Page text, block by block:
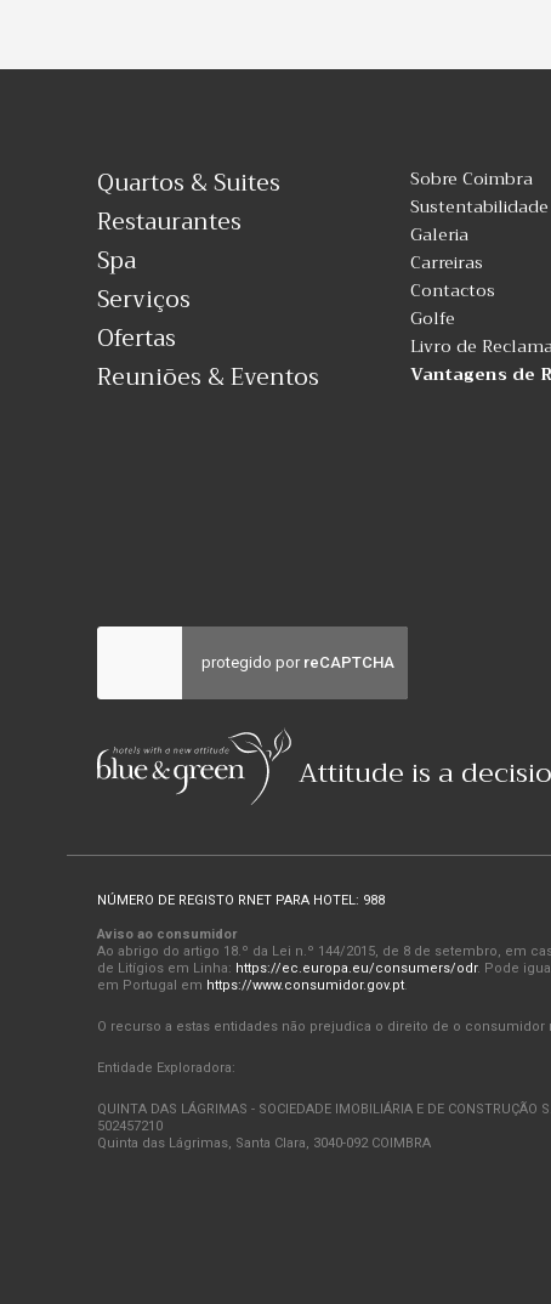
Quartos & Suites
Restaurantes
Spa
Serviços
Ofertas
Reuniões & Eventos
Sobre Coimbra
Sustentabilidade
Galeria
Carreiras
Contactos
Golfe
Livro de
Vantagens de
Attitude is a
NÚMERO DE REGISTO RNET PARA HOTEL: 988
Aviso ao consumidor
Ao abrigo do artigo 18.º da Lei n.º 144/2015, de 8 de setembro, em
de Litígios em Linha: https://ec.europa.eu/consumers/odr. Pode
em Portugal em https://www.consumidor.gov.pt.
O recurso a estas entidades não prejudica o direito de o
Entidade Exploradora:
QUINTA DAS LÁGRIMAS - SOCIEDADE IMOBILIÁRIA E DE CONSTRUÇÃO
502457210
Quinta das Lágrimas, Santa Clara, 3040-092 COIMBRA